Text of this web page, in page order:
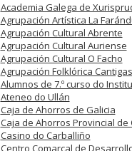
Academia Galega de
Agrupación Artística La
Agrupación Cultural Abrente
Agrupación Cultural Auriense
Agrupación Cultural O Facho
Agrupación Folklórica
Alumnos de 7.º curso do
Ateneo do Ullán
Caja de Ahorros de Galicia
Caja de Ahorros Provincial de
Casino do Carballiño
Centro Comarcal de